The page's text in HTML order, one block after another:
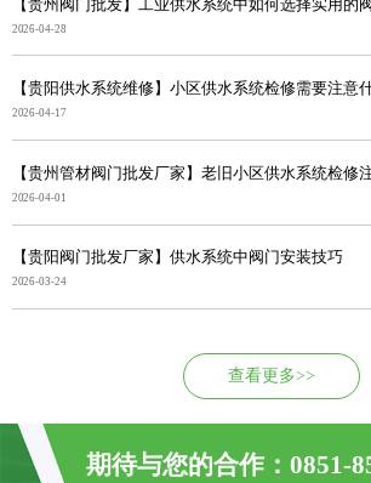
2026-04-28
2026-04-17
2026-04-01
【贵阳阀门批发厂家】供水系统中阀门安装技巧
2026-03-24
查看更多>>
期待与您的合作：0851-